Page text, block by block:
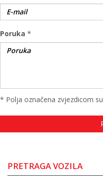
Poruka *
* Polja označena zvjezdicom
PRETRAGA VOZILA